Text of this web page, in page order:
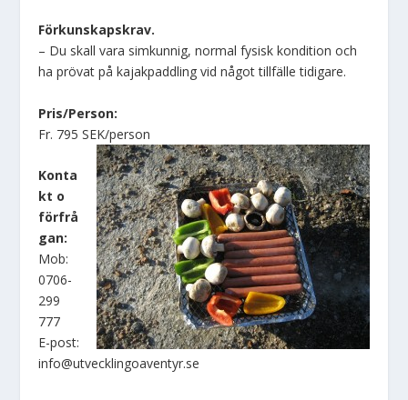
Förkunskapskrav.
– Du skall vara simkunnig, normal fysisk kondition och
ha prövat på kajakpaddling vid något tillfälle tidigare.
Pris/Person:
Fr. 795 SEK/person
Konta
kt o
förfrå
gan:
Mob:
0706-
299
777
E-post:
info@utvecklingoaventyr.se